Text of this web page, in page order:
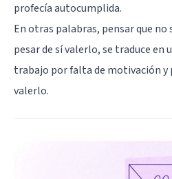
profecía autocumplida.
En otras palabras, pensar que no
pesar de sí valerlo, se traduce en
trabajo por falta de motivación y
valerlo.